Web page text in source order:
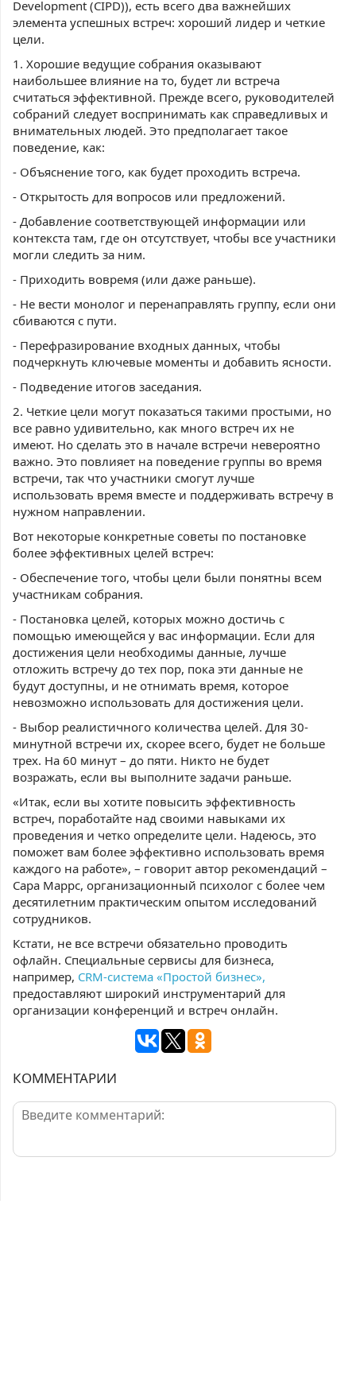
Development (CIPD)), есть всего два важнейших
элемента успешных встреч: хороший лидер и четкие
цели.
1. Хорошие ведущие собрания оказывают
наибольшее влияние на то, будет ли встреча
считаться эффективной. Прежде всего, руководителей
собраний следует воспринимать как справедливых и
внимательных людей. Это предполагает такое
поведение, как:
- Объяснение того, как будет проходить встреча.
- Открытость для вопросов или предложений.
- Добавление соответствующей информации или
контекста там, где он отсутствует, чтобы все участники
могли следить за ним.
- Приходить вовремя (или даже раньше).
- Не вести монолог и перенаправлять группу, если они
сбиваются с пути.
- Перефразирование входных данных, чтобы
подчеркнуть ключевые моменты и добавить ясности.
- Подведение итогов заседания.
2. Четкие цели могут показаться такими простыми, но
все равно удивительно, как много встреч их не
имеют. Но сделать это в начале встречи невероятно
важно. Это повлияет на поведение группы во время
встречи, так что участники смогут лучше
использовать время вместе и поддерживать встречу в
нужном направлении.
Вот некоторые конкретные советы по постановке
более эффективных целей встреч:
- Обеспечение того, чтобы цели были понятны всем
участникам собрания.
- Постановка целей, которых можно достичь с
помощью имеющейся у вас информации. Если для
достижения цели необходимы данные, лучше
отложить встречу до тех пор, пока эти данные не
будут доступны, и не отнимать время, которое
невозможно использовать для достижения цели.
- Выбор реалистичного количества целей. Для 30-
минутной встречи их, скорее всего, будет не больше
трех. На 60 минут – до пяти. Никто не будет
возражать, если вы выполните задачи раньше.
«Итак, если вы хотите повысить эффективность
встреч, поработайте над своими навыками их
проведения и четко определите цели. Надеюсь, это
поможет вам более эффективно использовать время
каждого на работе», – говорит автор рекомендаций –
Сара Маррс, организационный психолог с более чем
десятилетним практическим опытом исследований
сотрудников.
Кстати, не все встречи обязательно проводить
офлайн. Специальные сервисы для бизнеса,
например, CRM-система «Простой бизнес»,
предоставляют широкий инструментарий для
организации конференций и встреч онлайн.
КОММЕНТАРИИ